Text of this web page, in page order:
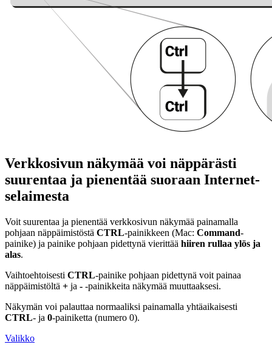
Verkkosivun näkymää voi näppärästi
suurentaa ja pienentää suoraan Internet-
selaimesta
Voit suurentaa ja pienentää verkkosivun näkymää painamalla
pohjaan näppäimistöstä CTRL-painikkeen (Mac: Command-
painike) ja painike pohjaan pidettynä vierittää hiiren rullaa ylös ja
alas.
Vaihtoehtoisesti CTRL-painike pohjaan pidettynä voit painaa
näppäimistöltä + ja - -painikkeita näkymää muuttaaksesi.
Näkymän voi palauttaa normaaliksi painamalla yhtäaikaisesti
CTRL- ja 0-painiketta (numero 0).
Valikko